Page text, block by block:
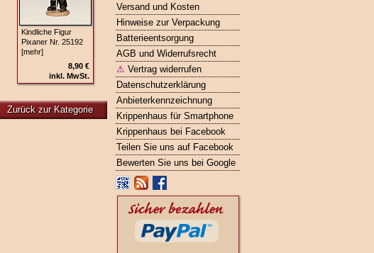
Versand und Kosten
Hinweise zur Verpackung
Batterieentsorgung
AGB und Widerrufsrecht
⚠ Vertrag widerrufen
Datenschutzerklärung
Anbieterkennzeichnung
Krippenhaus für Smartphone
Krippenhaus bei Facebook
Teilen Sie uns auf Facebook
Bewerten Sie uns bei Google
Kindliche Figur
Pixaner Nr. 25192
[mehr]
8,90 €
inkl. MwSt.
Zurück zur Kategorie